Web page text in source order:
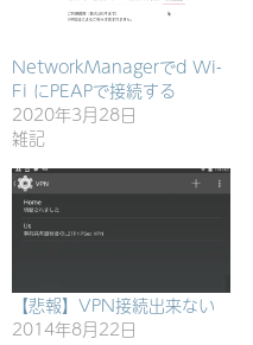
NetworkManagerでd Wi-
Fi にPEAPで接続する
2020年3月28日
雑記
【悲報】VPN接続出来ない
2014年8月22日